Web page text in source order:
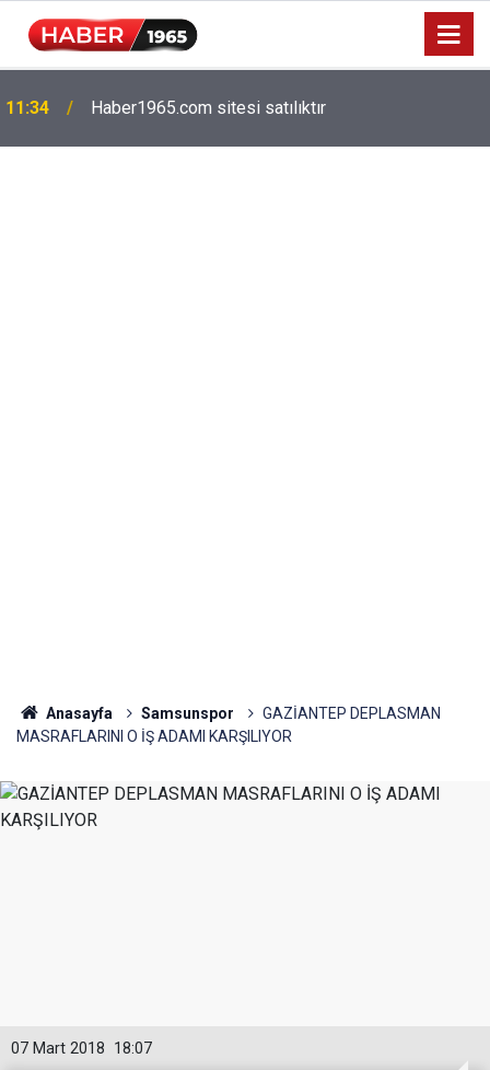
11:34 Haber1965.com sitesi satılıktır
Anasayfa Samsunspor
GAZİANTEP DEPLASMAN
MASRAFLARINI O İŞ ADAMI KARŞILIYOR
18:07
07 Mart 2018